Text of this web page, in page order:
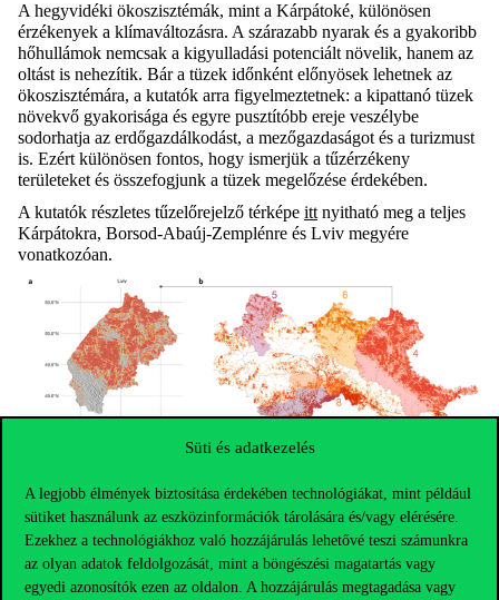
Süti és adatkezelés
A legjobb élmények biztosítása érdekében technológiákat, mint például
sütiket használunk az eszközinformációk tárolására és/vagy elérésére.
Ezekhez a technológiákhoz való hozzájárulás lehetővé teszi számunkra
az olyan adatok feldolgozását, mint a böngészési magatartás vagy
egyedi azonosítók ezen az oldalon. A hozzájárulás megtagadása vagy
A hegyvidéki ökoszisztémák, mint a Kárpátoké, különösen
érzékenyek a klímaváltozásra. A szárazabb nyarak és a gyakoribb
hőhullámok nemcsak a kigyulladási potenciált növelik, hanem az
oltást is nehezítik. Bára tüzek időnként előnyösek lehetnek az
ökoszisztémára, a kutatók arra figyelmeztetnek: a kipattanó tüzek
növekvő gyakorisága és egyre pusztítóbb ereje veszélybe
sodorhatja az erdőgazdálkodást, a mezőgazdaságot és a turizmust
is. Ezért különösen fontos, hogy ismerjük a tűzérzékeny
területeket és összefogjunk a tüzek megelőzése érdekében.
A kutatók részletes tűzelőrejelző térképe itt nyitható meg a teljes
Kárpátokra, Borsod-Abaúj-Zemplénre és Lviv megyére
vonatkozóan.